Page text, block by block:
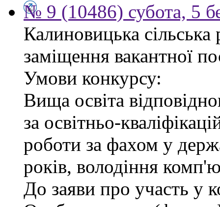
№ 9 (10486) субота, 5
Калиновицька
заміщення вакантної
Умови конкурсу:
Вища освіта
за освітньо-
роботи за фахом у
років, володіння
До заяви про участь у